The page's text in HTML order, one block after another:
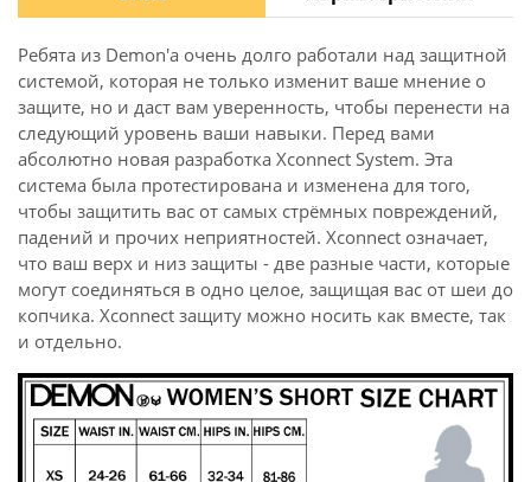
Ребята из Demon'а очень долго работали над защитной
системой, которая не только изменит ваше мнение о
защите, но и даст вам уверенность, чтобы перенести на
следующий уровень ваши навыки. Перед вами
абсолютно новая разработка Xconnect System. Эта
система была протестирована и изменена для того,
чтобы защитить вас от самых стрёмных повреждений,
падений и прочих неприятностей. Xconnect означает,
что ваш верх и низ защиты - две разные части, которые
могут соединяться в одно целое, защищая вас от шеи до
копчика. Xconnect защиту можно носить как вместе, так
и отдельно.